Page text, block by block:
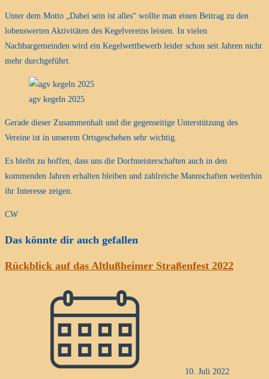
Unter dem Motto „Dabei sein ist alles“ wollte man einen Beitrag zu den
lobenswerten Aktivitäten des Kegelvereins leisten. In vielen
Nachbargemeinden wird ein Kegelwettbewerb leider schon seit Jahren nicht
mehr durchgeführt.
agv kegeln 2025
Gerade dieser Zusammenhalt und die gegenseitige Unterstützung des
Vereine ist in unserem Ortsgeschehen sehr wichtig.
Es bleibt zu hoffen, dass uns die Dorfmeisterschaften auch in den
kommenden Jahren erhalten bleiben und zahlreiche Mannschaften weiterhin
ihr Interesse zeigen.
CW
Das könnte dir auch gefallen
Rückblick auf das Altlußheimer Straßenfest 2022
10. Juli 2022